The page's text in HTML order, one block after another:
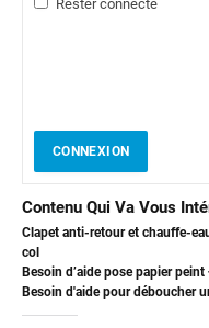
Rester connecté
CONNEXION
Contenu Qui Va Vous
Clapet anti-retour et chauffe-
col
Besoin d’aide pose papier
Besoin d'aide pour déboucher